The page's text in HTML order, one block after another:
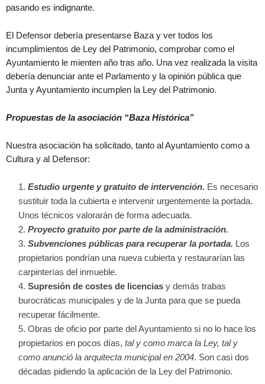
pasando es indignante.
El Defensor debería presentarse Baza y ver todos los
incumplimientos de Ley del Patrimonio, comprobar como el
Ayuntamiento le mienten año tras año. Una vez realizada la visita
debería denunciar ante el Parlamento y la opinión pública que
Junta y Ayuntamiento incumplen la Ley del Patrimonio.
Propuestas de la asociación “Baza Histórica”
Nuestra asociación ha solicitado, tanto al Ayuntamiento como a
Cultura y al Defensor:
Estudio urgente y gratuito de intervención. Es necesario
sustituir toda la cubierta e intervenir urgentemente la portada.
Unos técnicos valorarán de forma adecuada.
Proyecto gratuito por parte de la administración.
Subvenciones públicas para recuperar la portada. Los
propietarios pondrían una nueva cubierta y restaurarían las
carpinterías del inmueble.
Supresión de costes de licencias y demás trabas
burocráticas municipales y de la Junta para que se pueda
recuperar fácilmente.
Obras de oficio por parte del Ayuntamiento si no lo hace los
propietarios en pocos días, tal y como marca la Ley, tal y
como anunció la arquitecta municipal en 2004. Son casi dos
décadas pidiendo la aplicación de la Ley del Patrimonio.